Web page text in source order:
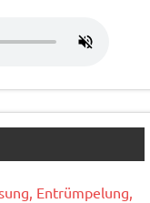
Entrümpelung,